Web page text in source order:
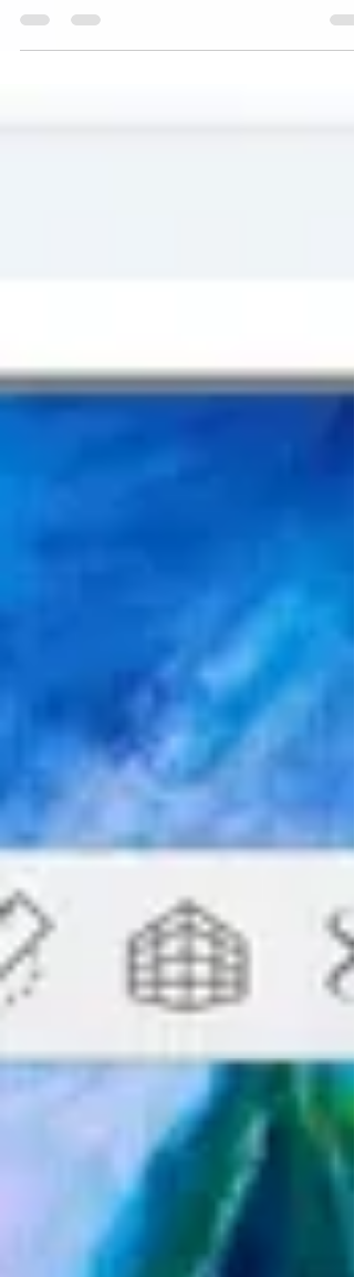
répertoires de disques et d'afficher des